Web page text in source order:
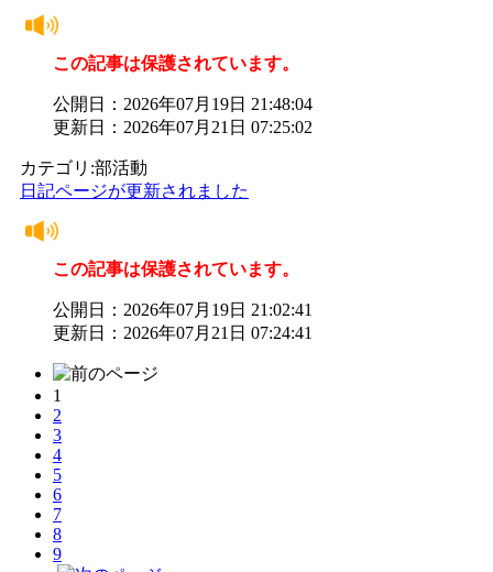
この記事は保護されています。
公開日：2026年07月19日 21:48:04
更新日：2026年07月21日 07:25:02
カテゴリ:部活動
日記ページが更新されました
この記事は保護されています。
公開日：2026年07月19日 21:02:41
更新日：2026年07月21日 07:24:41
1
2
3
4
5
6
7
8
9